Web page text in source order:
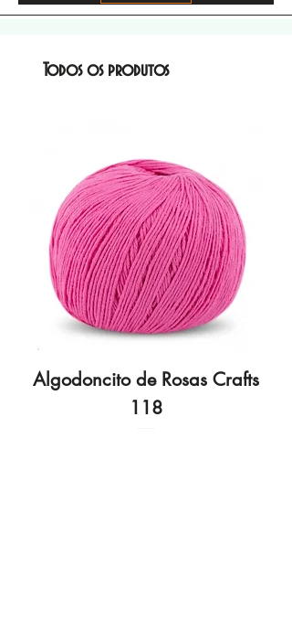
Todos os produtos
Algodoncito de Rosas Crafts
118